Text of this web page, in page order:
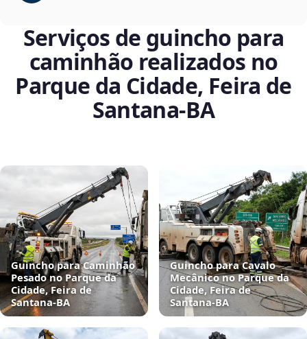
Serviços de guincho para
caminhão realizados no
Parque da Cidade, Feira de
Santana‑BA
Guincho para Caminhão
Pesado no Parque da
Cidade, Feira de
Santana‑BA
Guincho para Cavalo
Mecânico no Parque da
Cidade, Feira de
Santana‑BA